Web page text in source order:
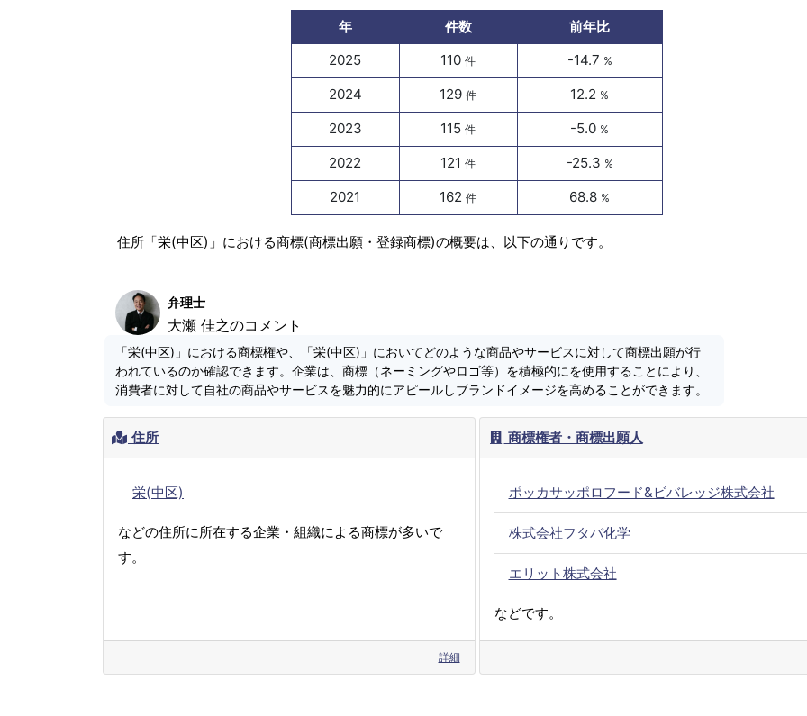
年 件数
前年比
2025
110件 -14.7 %
2024 129件 12.2 %
2023 115件 -5.0 %
2022 121件 -25.3 %
2021 162件 68.8 %
住所「栄(中区)」における商標(商標出願・登録商標)の概要は、以下の通りです。
弁理士
大瀬 佳之のコメント
「栄(中区)」における商標権や、「栄(中区)」においてどのような商品やサービスに対して商標出願が行
われているのか確認できます。企業は、商標（ネーミングやロゴ等）を積極的にを使用することにより、
消費者に対して自社の商品やサービスを魅力的にアピールしブランドイメージを高めることができます。
住所
栄(中区)
などの住所に所在する企業・組織による商標が多いで
す。
詳細
商標権者・商標出願人
ポッカサッポロフード&ビバレッジ株式会社
株式会社フタバ化学
エリット株式会社
などです。